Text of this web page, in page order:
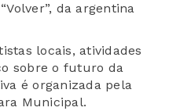
da argentina
locais, atividades
sobre o futuro da
é organizada pela
Municipal.